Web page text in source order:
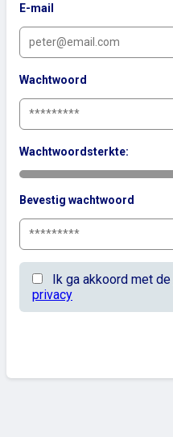
E-mail
Wachtwoord
Wachtwoordsterkte:
Bevestig wachtwoord
Ik ga akkoord met de
privacy